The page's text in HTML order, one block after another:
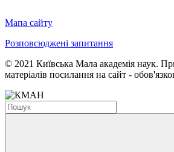
Мапа сайту
Розповсюджені запитання
© 2021 Київська Мала академія наук.
матеріалів посилання на сайт -